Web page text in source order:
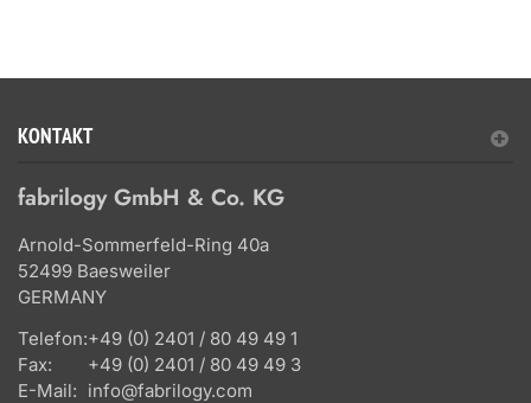
KONTAKT
fabrilogy GmbH & Co. KG
Arnold-Sommerfeld-Ring 40a
52499 Baesweiler
GERMANY
Telefon:+49 (0) 2401 / 80 49 49 1
Fax:
+49 (0) 2401 / 80 49 49 3
E-Mail: info@fabrilogy.com